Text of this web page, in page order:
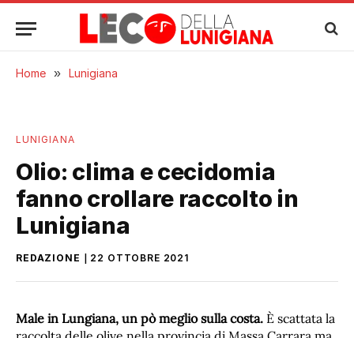
Home » Lunigiana
LUNIGIANA
Olio: clima e cecidomia
fanno crollare raccolto in
Lunigiana
REDAZIONE 22 OTTOBRE 2021
Male in Lungiana, un pò meglio sulla costa. È scattata la